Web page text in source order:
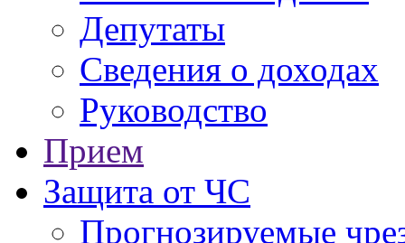
Депутаты
Сведения о доходах
Руководство
Прием
Защита от ЧС
Прогнозируемые